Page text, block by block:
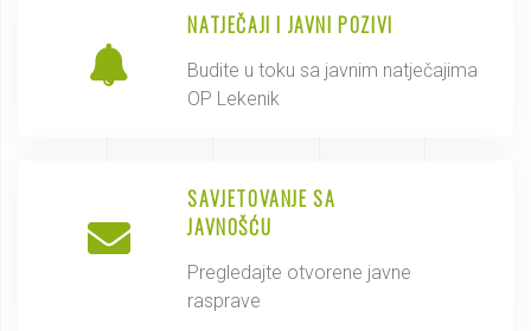
NATJEČAJI I JAVNI POZIVI
Budite u toku sa javnim natječajima
OP Lekenik
SAVJETOVANJE SA
JAVNOŠĆU
Pregledajte otvorene javne
rasprave